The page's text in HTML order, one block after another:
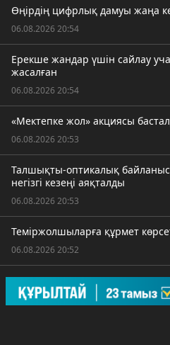
Өңірдің цифрлық дамуы жаңа
06.08.2026 20:54
Ерекше жандар үшін сайлау
жасалған
06.08.2026 20:54
«Мектепке жол» акциясы
06.08.2026 20:53
Талшықты-оптикалық
негізгі кезеңі аяқталды
06.08.2026 20:53
Теміржолшыларға құрмет
06.08.2026 20:52